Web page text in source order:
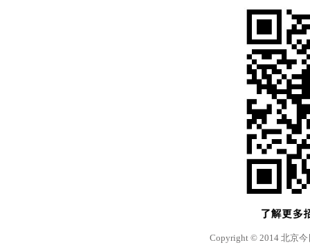
Copyright © 2014 北京今